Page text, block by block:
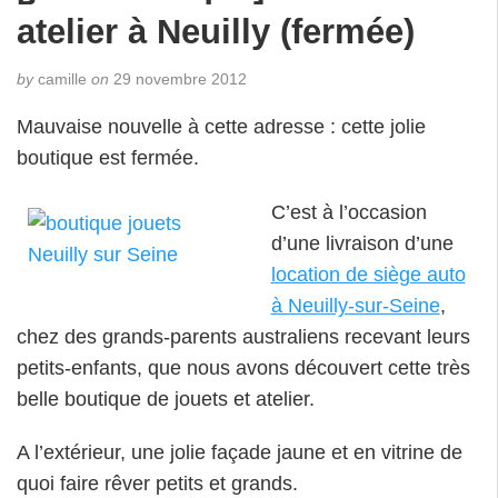
atelier à Neuilly (fermée)
bycamille on 29 novembre 2012
Mauvaise nouvelle à cette adresse : cette jolie
boutique est fermée.
C’est à l’occasion
d’une livraison d’une
location de siège auto
à Neuilly-sur-Seine,
chez des grands-parents australiens recevant leurs
petits-enfants, que nous avons découvert cette très
belle boutique de jouets et atelier.
A l’extérieur, une jolie façade jaune et en vitrine de
quoi faire rêver petits et grands.